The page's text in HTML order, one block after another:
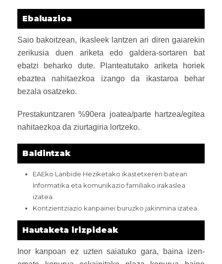
Ebaluazioa
Saio bakoitzean, ikasleek lantzen ari diren gaiarekin
zerikusia duen ariketa edo galdera-sortaren bat
ebatzi beharko dute. Planteatutako ariketa horiek
ebaztea nahitaezkoa izango da ikastaroa behar
bezala osatzeko.
Prestakuntzaren %90era joatea/parte hartzea/egitea
nahitaezkoa da ziurtagiria lortzeko.
Baldintzak
EAEko Lanbide Heziketako ikastetxeren batean
Informatika eta komunikazio familiako irakaslea
izatea.
Kontzientziazio kanpainei buruzko jakinmina izatea.
Hautaketa irizpideak
Inor kanpoan ez uzten saiatuko gara, baina izen-